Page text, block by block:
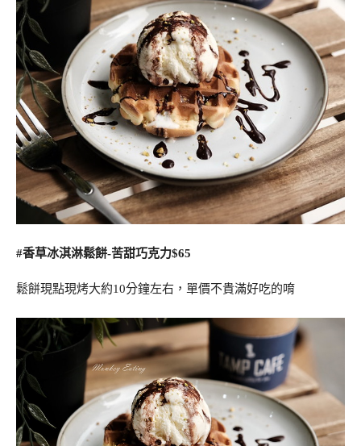
#香草冰淇淋鬆餅-苦甜巧克力$65
鬆餅現點現烤大約10分鐘左右，單價不貴滿好吃的唷